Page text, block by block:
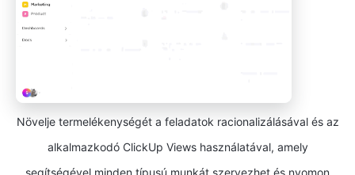
Növelje termelékenységét a feladatok racionalizálásával és az
alkalmazkodó ClickUp Views használatával, amely